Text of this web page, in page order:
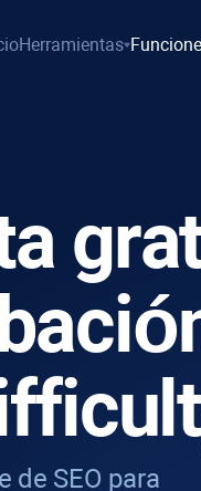
Herramientas
de SEO para